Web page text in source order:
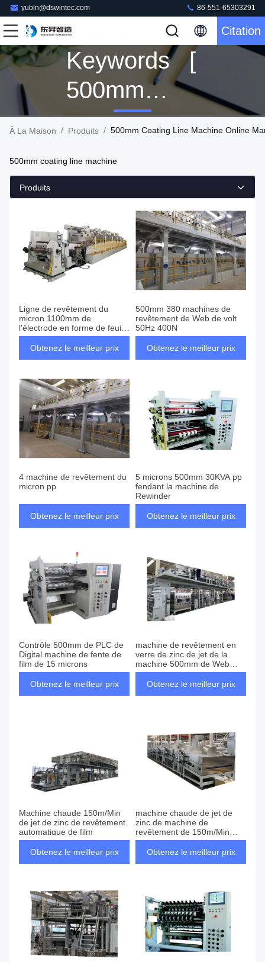
yubin@dswintec.com 86-551-65303291
Citation
Keywords [
500mm
Coating Line
Match 13
Produits
À La Maison / Produits / 500mm Coating Line Machine Online
500mm coating line machine
Produits
Ligne de revêtement du
micron 1100mm de
l'électrode en forme de feuille
6 machine
Obtenez le meilleur prix
500mm 380 machines de
revêtement de Web de volt
50Hz 400N
Obtenez le meilleur prix
4 machine de revêtement du
micron pp
Obtenez le meilleur prix
5 microns 500mm 30KVA pp
fendant la machine de
Rewinder
Obtenez le meilleur prix
Contrôle 500mm de PLC de
Digital machine de fente de
film de 15 microns
Obtenez le meilleur prix
machine de revêtement en
verre de zinc de jet de la
machine 500mm de Web
d'équipement chaud de
revêtement
Obtenez le meilleur prix
Machine chaude 150m/Min
de jet de zinc de revêtement
automatique de film
Obtenez le meilleur prix
machine chaude de jet de
zinc de machine de
revêtement de 150m/Min
Film Coating Machine
Electrode
Obtenez le meilleur prix